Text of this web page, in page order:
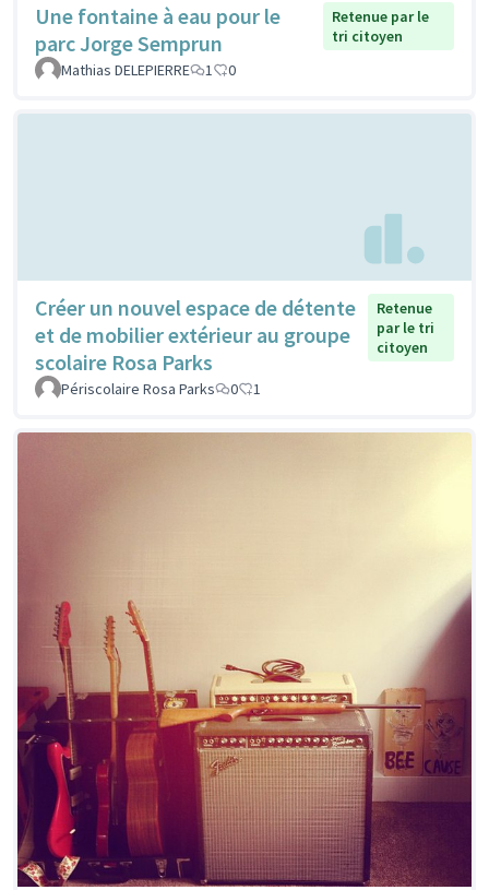
Une fontaine à eau pour le
parc Jorge Semprun
Retenue par le
tri citoyen
Mathias DELEPIERRE
1 0
Créer un nouvel espace de détente
et de mobilier extérieur au groupe
scolaire Rosa Parks
Retenue
par le tri
citoyen
Périscolaire Rosa Parks 0 1